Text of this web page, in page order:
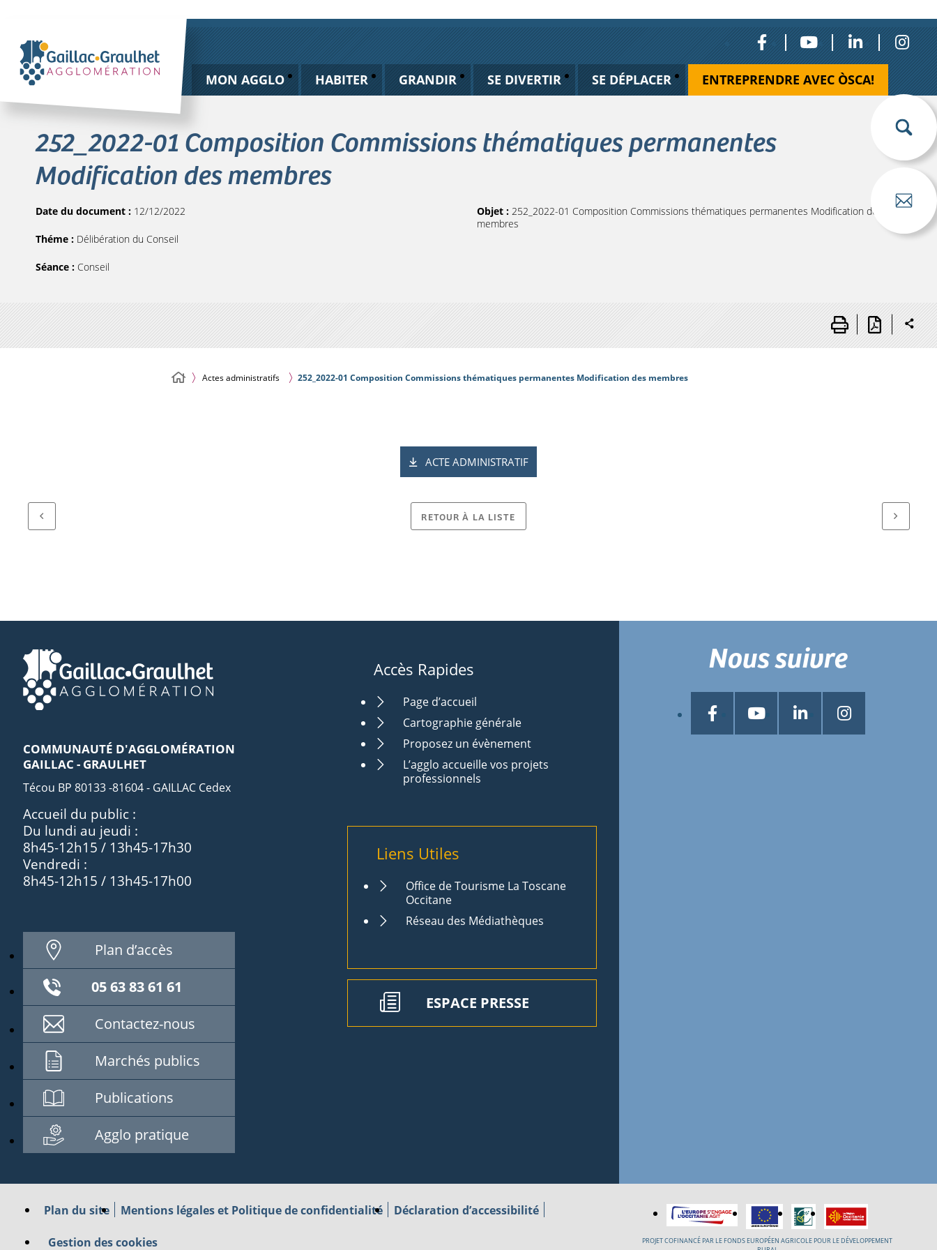
MON AGGLO HABITER GRANDIR SE DIVERTIR SE DÉPLACER ENTREPRENDRE AVEC ÒSCA!
252_2022-01 Composition Commissions thématiques permanentes
Modification des membres
Date du document : 12/12/2022
Théme : Délibération du Conseil
Séance : Conseil
Objet : 252_2022-01 Composition Commissions thématiques permanentes Modification des
membres
Actes administratifs 252_2022-01 Composition Commissions thématiques permanentes Modification des membres
ACTE ADMINISTRATIF
RETOUR À LA LISTE
COMMUNAUTÉ D'AGGLOMÉRATION
GAILLAC - GRAULHET
Técou BP 80133 -81604 - GAILLAC Cedex
Accueil du public :
Du lundi au jeudi :
8h45-12h15 / 13h45-17h30
Vendredi :
8h45-12h15 / 13h45-17h00
Plan d’accès
05 63 83 61 61
Contactez-nous
Marchés publics
Publications
Agglo pratique
Accès Rapides
Page d’accueil
Cartographie générale
Proposez un évènement
L’agglo accueille vos projets
professionnels
Liens Utiles
Office de Tourisme La Toscane
Occitane
Réseau des Médiathèques
ESPACE PRESSE
Nous suivre
Plan du site Mentions légales et Politique de confidentialité Déclaration d’accessibilité
Gestion des cookies
PROJET COFINANCÉ PAR LE FONDS EUROPÉEN AGRICOLE POUR LE DÉVELOPPEMENT